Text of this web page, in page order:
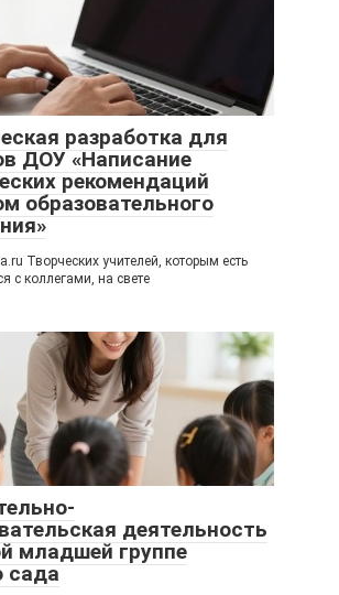
разработка для
ДОУ «Написание
рекомендаций
образовательного
Творческих учителей, которым есть
с коллегами, на свете
деятельность
младшей группе
сада